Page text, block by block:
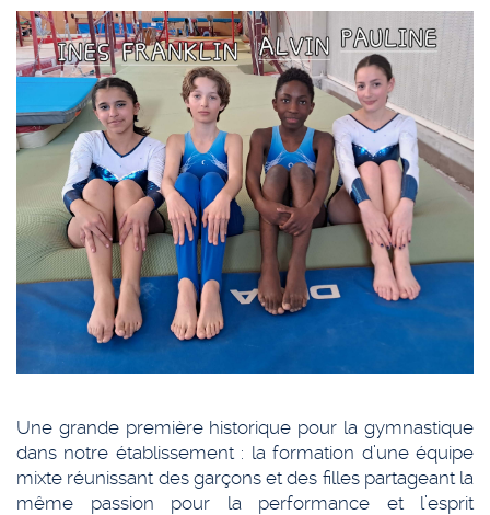
Une grande première historique pour la gymnastique
dans notre établissement : la formation d’une équipe
mixte réunissant des garçons et des filles partageant la
même passion pour la performance et l’esprit